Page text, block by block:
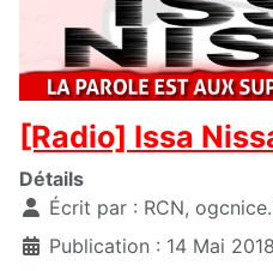
[Radio] Issa
Détails
Écrit par : RCN,
Publication : 14 Mai 2018